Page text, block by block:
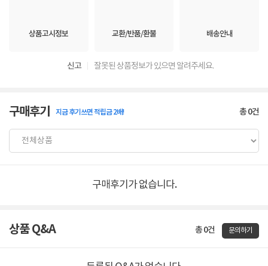
상품고시정보 교환/반품/환불 배송안내
신고 잘못된 상품정보가 있으면 알려주세요.
구매후기 지금 후기쓰면 적립금 2배! 총0건
구매후기가 없습니다.
상품 Q&A 총 0건 문의하기